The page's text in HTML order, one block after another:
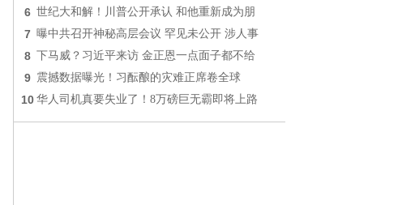
6 世纪大和解！川普公开承认 和他重新成为朋
7 曝中共召开神秘高层会议 罕见未公开 涉人事
8 下马威？习近平来访 金正恩一点面子都不给
9 震撼数据曝光！习酝酿的灾难正席卷全球
10 华人司机真要失业了！8万磅巨无霸即将上路